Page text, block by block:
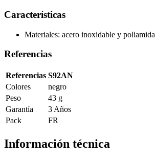
Características
Materiales: acero inoxidable y poliamida
Referencias
Referencias S92AN
Colores
negro
Peso
43 g
Garantía
3 Años
Pack
FR
Información técnica